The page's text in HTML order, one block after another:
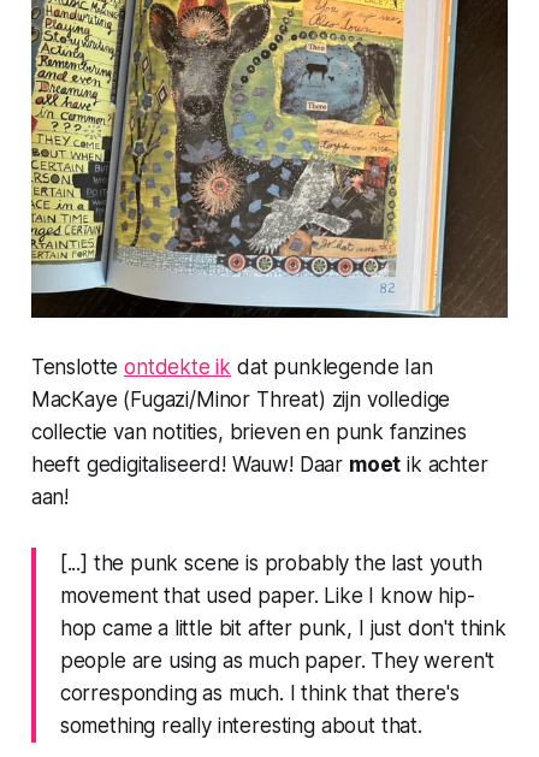
Tenslotteontdekte ik dat punklegende Ian
MacKaye (Fugazi/Minor Threat) zijn volledige
collectie van notities, brieven en punk fanzines
heeft gedigitaliseerd! Wauw! Daar moet ik achter
aan!
[...] the punk scene is probably the last youth
movement that used paper. Like I know hip-
hop came a little bit after punk, I just don't think
people are using as much paper. They weren't
corresponding as much. I think that there's
something really interesting about that.